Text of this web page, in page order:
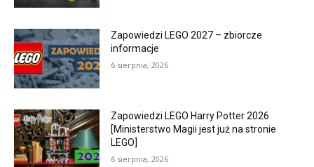
Zapowiedzi LEGO 2027 – zbiorcze
informacje
6 sierpnia, 2026
Zapowiedzi LEGO Harry Potter 2026
[Ministerstwo Magii jest już na stronie
LEGO]
6 sierpnia, 2026